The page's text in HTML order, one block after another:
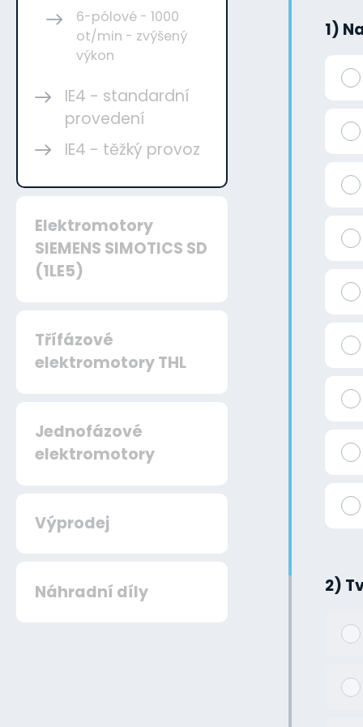
6-pólové - 1000
ot/min - zvýšený
výkon
IE4 - standardní
provedení
IE4 - těžký provoz
Elektromotory
SIEMENS SIMOTICS SD
(1LE5)
Třífázové
elektromotory THL
Jednofázové
elektromotory
Výprodej
Náhradní díly
1)
2)